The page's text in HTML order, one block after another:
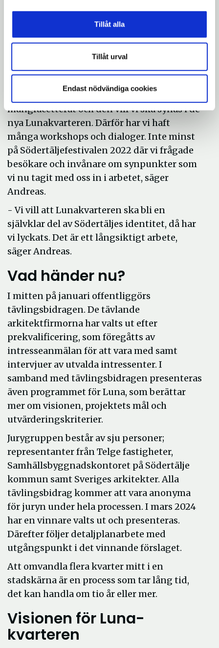
Tillåt alla
Tillåt urval
Endast nödvändiga cookies
Hur landade ni i visionen som blev?
- Lunakvarteren ska vara för alla, för hela
Södertälje. Vi vill att alla, oavsett var man
bor, ska kunna känna en stolthet över de
över Södertälje. Södertälje är
mångfacetterat och den vill vi ska synas i de
nya Lunakvarteren. Därför har vi haft
många workshops och dialoger. Inte minst
på Södertäljefestivalen 2022 där vi frågade
besökare och invånare om synpunkter som
vi nu tagit med oss in i arbetet, säger
Andreas.
- Vi vill att Lunakvarteren ska bli en
självklar del av Södertäljes identitet, då har
vi lyckats. Det är ett långsiktigt arbete,
säger Andreas.
Vad händer nu?
I mitten på januari offentliggörs
tävlingsbidragen. De tävlande
arkitektfirmorna har valts ut efter
prekvalificering, som föregåtts av
intresseanmälan för att vara med samt
intervjuer av utvalda intressenter. I
samband med tävlingsbidragen presenteras
även programmet för Luna, som berättar
mer om visionen, projektets mål och
utvärderingskriterier.
Jurygruppen består av sju personer;
representanter från Telge fastigheter,
Samhällsbyggnadskontoret på Södertälje
kommun samt Sveriges arkitekter. Alla
tävlingsbidrag kommer att vara anonyma
för juryn under hela processen. I mars 2024
har en vinnare valts ut och presenteras.
Därefter följer detaljplanarbete med
utgångspunkt i det vinnande förslaget.
Att omvandla flera kvarter mitt i en
stadskärna är en process som tar lång tid,
det kan handla om tio år eller mer.
Visionen för Luna-
kvarteren